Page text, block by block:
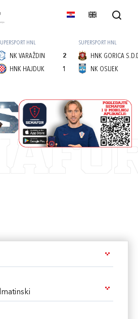
HNL
NK VARAŽDIN
2
1
HNK HAJDUK
SUPERSPORT HNL
HNK GORICA
NK OSIJEK